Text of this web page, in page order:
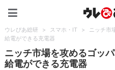
ウレぴあ総研 > スマホ・IT >
ニッチ市
給電ができる充電器
ニッチ市場を攻めるゴッ
給電ができる充電器